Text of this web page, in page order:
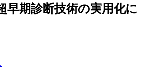
早期診断技術の実用化に